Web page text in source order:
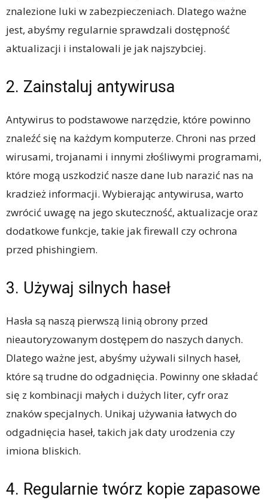
znalezione luki w zabezpieczeniach. Dlatego ważne
jest, abyśmy regularnie sprawdzali dostępność
aktualizacji i instalowali je jak najszybciej.
2. Zainstaluj antywirusa
Antywirus to podstawowe narzędzie, które powinno
znaleźć się na każdym komputerze. Chroni nas przed
wirusami, trojanami i innymi złośliwymi programami,
które mogą uszkodzić nasze dane lub narazić nas na
kradzież informacji. Wybierając antywirusa, warto
zwrócić uwagę na jego skuteczność, aktualizacje oraz
dodatkowe funkcje, takie jak firewall czy ochrona
przed phishingiem.
3. Używaj silnych haseł
Hasła są naszą pierwszą linią obrony przed
nieautoryzowanym dostępem do naszych danych.
Dlatego ważne jest, abyśmy używali silnych haseł,
które są trudne do odgadnięcia. Powinny one składać
się z kombinacji małych i dużych liter, cyfr oraz
znaków specjalnych. Unikaj używania łatwych do
odgadnięcia haseł, takich jak daty urodzenia czy
imiona bliskich.
4. Regularnie twórz kopie zapasowe